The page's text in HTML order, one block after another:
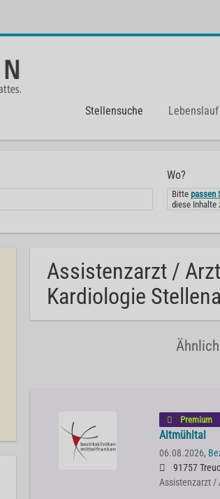
Stellensuche
Wo?
Bittepassen
diese Inhalte
Assistenzarzt /
Kardiologie
Premium
Altmühltal
06.08.2026,
91757
Assistenzarzt /